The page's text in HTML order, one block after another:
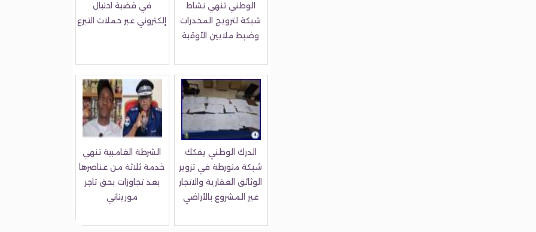
الوطني تنهي نشاط
شبكة لترويج المخدرات
وضبط ملايين الأوقية
في قضية احتيال
إلكتروني عبر حملات التبرع
الدرك الوطني يفكك
شبكة متورطة في تزوير
الوثائق العقارية والاتجار
غير المشروع بالأراضي
الشرطة الغامبية تنهي
خدمة ثلاثة من عناصرها
بعد تجاوزات بحق تاجر
موريتاني